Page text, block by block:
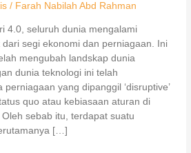
/ Farah Nabilah Abd Rahman
4.0, seluruh dunia mengalami
segi ekonomi dan perniagaan. Ini
mengubah landskap dunia
dunia teknologi ini telah
yang dipanggil ‘disruptive’
quo atau kebiasaan aturan di
sebab itu, terdapat suatu
[…]